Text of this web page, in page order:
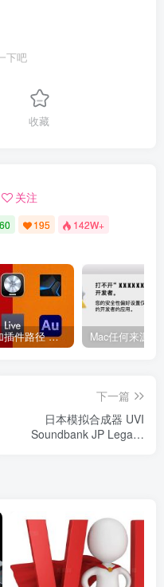
下吧
收藏
关注
60 195 142W+
宿主添加插件路径 插件路径设置 VSTPlugins路径
下一篇
日本模拟合成器 UVI
Soundbank JP Legacy